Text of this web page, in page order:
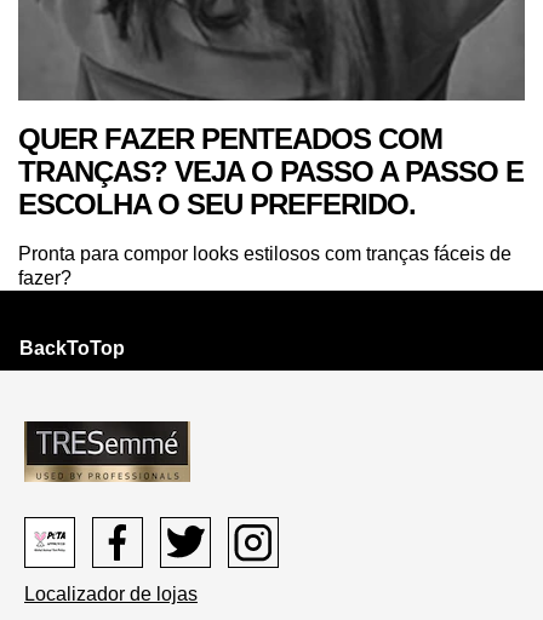
QUER FAZER PENTEADOS COM
TRANÇAS? VEJA O PASSO A PASSO E
ESCOLHA O SEU PREFERIDO.